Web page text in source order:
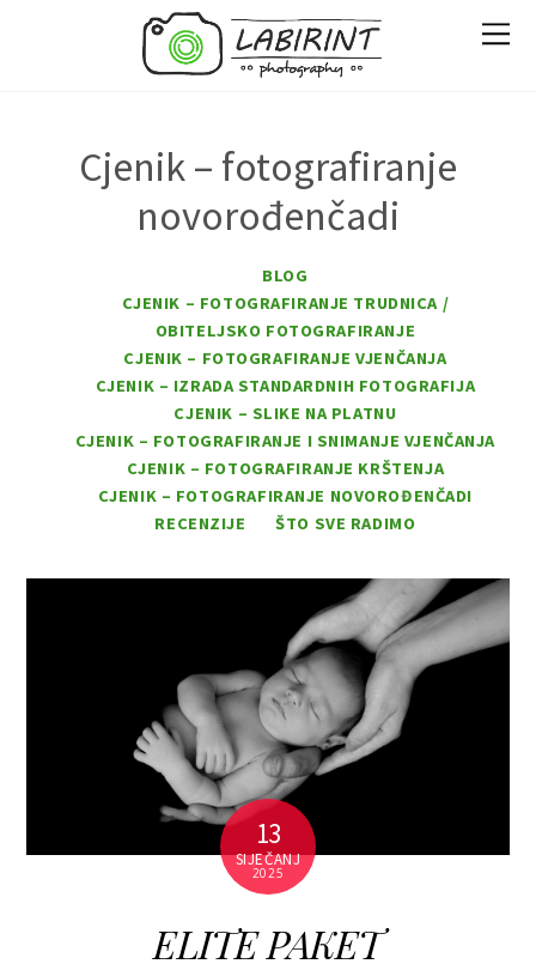
Cjenik – fotografiranje
novorođenčadi
BLOG
CJENIK – FOTOGRAFIRANJE TRUDNICA /
OBITELJSKO FOTOGRAFIRANJE
CJENIK – FOTOGRAFIRANJE VJENČANJA
CJENIK – IZRADA STANDARDNIH FOTOGRAFIJA
CJENIK – SLIKE NA PLATNU
CJENIK – FOTOGRAFIRANJE I SNIMANJE VJENČANJA
CJENIK – FOTOGRAFIRANJE KRŠTENJA
CJENIK – FOTOGRAFIRANJE NOVOROĐENČADI
RECENZIJE
ŠTO SVE RADIMO
13
SIJEČANJ
2025
ELITE PAKET